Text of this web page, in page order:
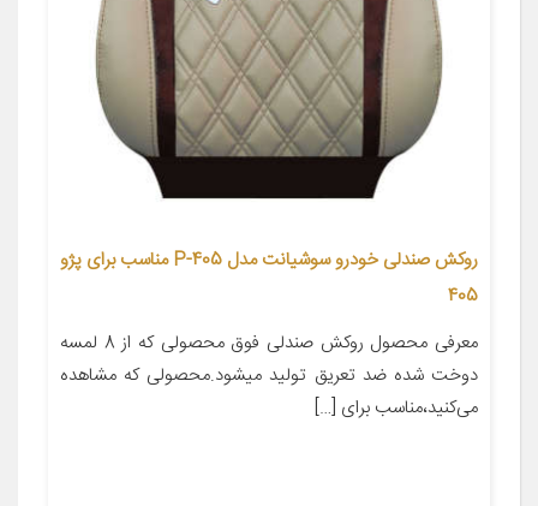
روکش صندلی خودرو سوشیانت مدل P-405 مناسب برای پژو
405
معرفی محصول روکش صندلی فوق محصولی که از 8 لمسه
دوخت شده ضد تعریق تولید میشود.محصولی که مشاهده
می‌کنید،مناسب برای […]